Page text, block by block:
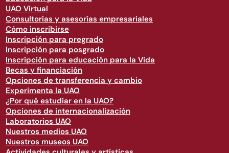
UAO Virtual
Consultorías y asesorías empresariales
Cómo inscribirse
Inscripción para pregrado
Inscripción para posgrado
Inscripción para educación para la Vida
Becas y financiación
Opciones de transferencia y cambio
Experimenta la UAO
¿Por qué estudiar en la UAO?
Opciones de internacionalización
Laboratorios UAO
Nuestros medios UAO
Nuestros museos UAO